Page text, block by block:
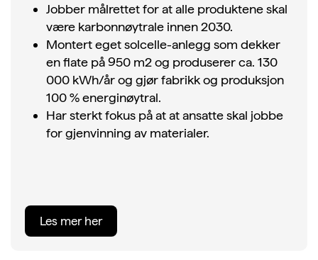
Jobber målrettet for at alle produktene skal
være karbonnøytrale innen 2030.
Montert eget solcelle-anlegg som dekker
en flate på 950 m2 og produserer ca. 130
000 kWh/år og gjør fabrikk og produksjon
100 % energinøytral.
Har sterkt fokus på at at ansatte skal jobbe
for gjenvinning av materialer.
Les mer her